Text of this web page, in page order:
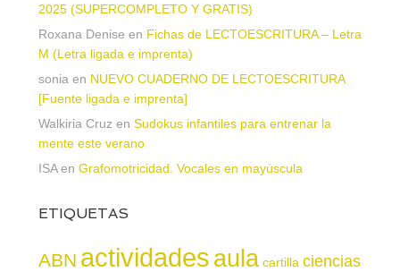
2025 (SUPERCOMPLETO Y GRATIS)
Roxana Denise en Fichas de LECTOESCRITURA – Letra
M (Letra ligada e imprenta)
soniaen NUEVO CUADERNO DE LECTOESCRITURA
[Fuente ligada e imprenta]
Walkiria Cruzen Sudokus infantiles para entrenar la
mente este verano
ISAen Grafomotricidad. Vocales en mayúscula
ETIQUETAS
ABN actividadesaula cartilla ciencias